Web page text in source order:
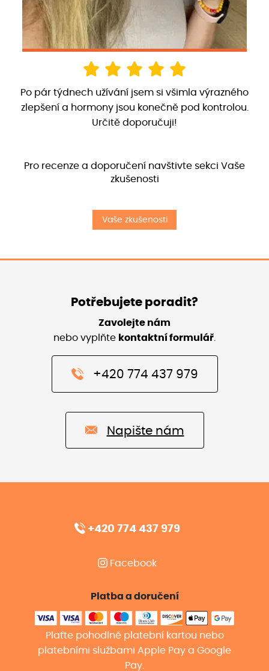
Po pár týdnech užívání jsem si všimla výrazného
zlepšení a hormony jsou konečně pod kontrolou.
Určitě doporučuji!
Pro recenze a doporučení navštivte sekci Vaše
zkušenosti
Vaše zkušenosti
Potřebujete poradit?
Zavolejte nám
nebo vyplňte kontaktní formulář.
+420 774 437 979
Napište nám
+420 774 437 979
Facebook
Platba a doručení
Plaťte pohodlně platební kartou nebo
platebními službami Apple Pay a Google
Pay.